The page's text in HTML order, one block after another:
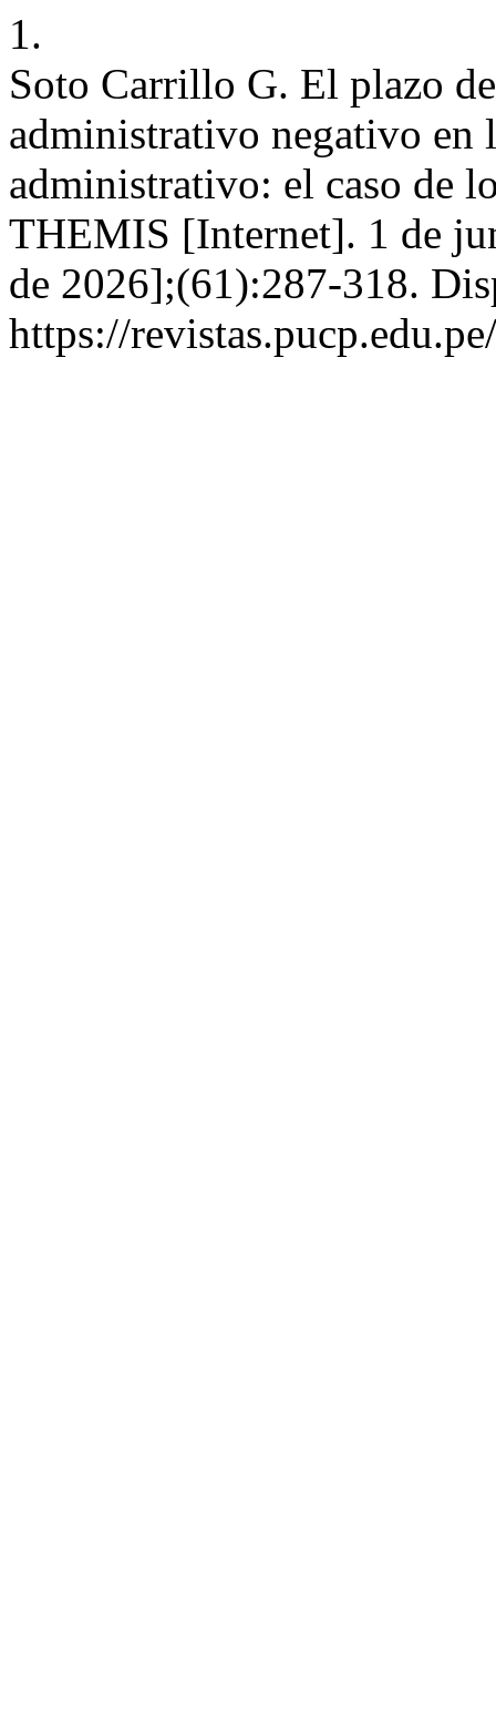
1.
Soto Carrillo G. El plazo
administrativo negativo en
administrativo: el caso de
THEMIS [Internet]. 1 de
de 2026];(61):287-318.
https://